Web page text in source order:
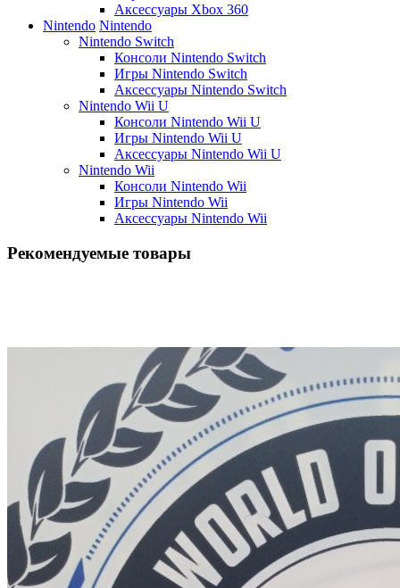
Аксессуары Xbox 360
Nintendo Nintendo
Nintendo Switch
Консоли Nintendo Switch
Игры Nintendo Switch
Аксессуары Nintendo Switch
Nintendo Wii U
Консоли Nintendo Wii U
Игры Nintendo Wii U
Аксессуары Nintendo Wii U
Nintendo Wii
Консоли Nintendo Wii
Игры Nintendo Wii
Аксессуары Nintendo Wii
Рекомендуемые товары